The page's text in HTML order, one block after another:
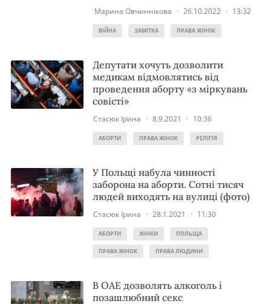
Марина Овчиннікова · 26.10.2022 · 13:32
ВІЙНА ЗАМІТКА ПРАВА ЖІНОК
Депутати хочуть дозволити
медикам відмовлятись від
проведення аборту «з міркувань
совісті»
Стасюк Ірина · 8.9.2021 · 10:36
АБОРТИ ПРАВА ЖІНОК РЕЛІГІЯ
У Польщі набула чинності
заборона на аборти. Сотні тисяч
людей виходять на вулиці (фото)
Стасюк Ірина · 28.1.2021 · 11:30
АБОРТИ ЖІНКИ ПОЛЬЩА
ПРАВА ЖІНОК ПРАВА ЛЮДИНИ
В ОАЕ дозволять алкоголь і
позашлюбний секс